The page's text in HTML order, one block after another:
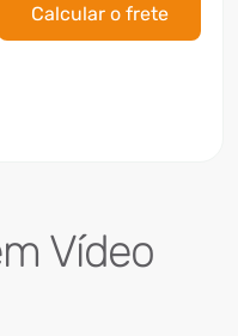
Calcular o frete
Vídeo